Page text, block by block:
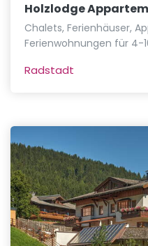
Holzlodge
Chalets, Ferienhäuser,
Ferienwohnungen für 4-
Radstadt